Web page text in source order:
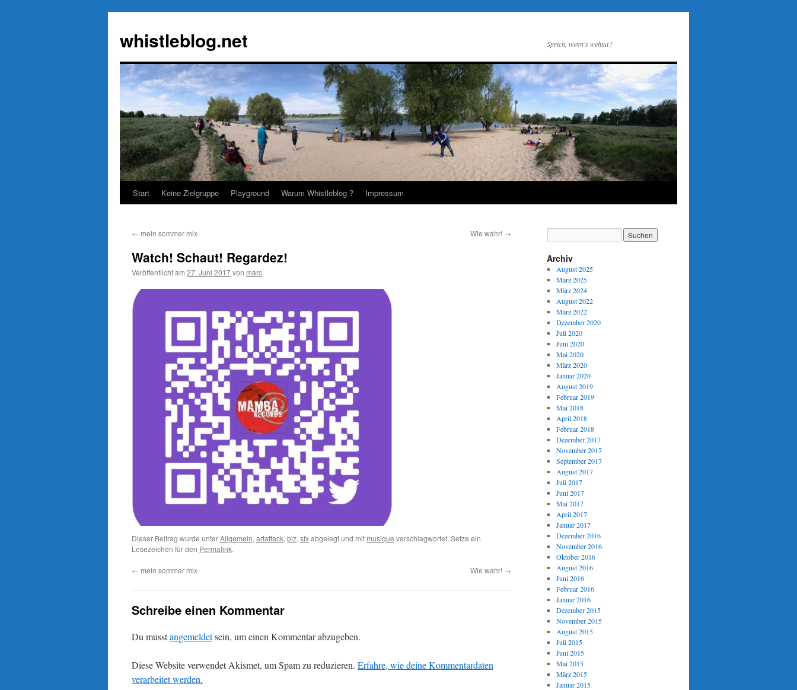
springen
whistleblog.net Sprich, wenn's wehtut !
Start Keine Zielgruppe Playground Warum Whistleblog ? Impressum
← mein sommer mix Wie wahr! →
Watch! Schaut! Regardez!
Veröffentlicht am 27. Juni 2017von marc
Dieser Beitrag wurde unterAllgemein, artattack, biz, sfxabgelegt und mit musique verschlagwortet. Setze ein
Lesezeichen für den Permalink.
← mein sommer mix Wie wahr! →
Schreibe einen Kommentar
Du musstangemeldetsein, um einen Kommentar abzugeben.
Diese Website verwendet Akismet, um Spam zu reduzieren. Erfahre, wie deine Kommentardaten
verarbeitet werden.
Archiv
August 2025
März 2025
März 2024
August 2022
März 2022
Dezember 2020
Juli 2020
Juni 2020
Mai 2020
März 2020
Januar 2020
August 2019
Februar 2019
Mai 2018
April 2018
Februar 2018
Dezember 2017
November 2017
September 2017
August 2017
Juli 2017
Juni 2017
Mai 2017
April 2017
Januar 2017
Dezember 2016
November 2016
Oktober 2016
August 2016
Juni 2016
Februar 2016
Januar 2016
Dezember 2015
November 2015
August 2015
Juli 2015
Juni 2015
Mai 2015
März 2015
Januar 2015